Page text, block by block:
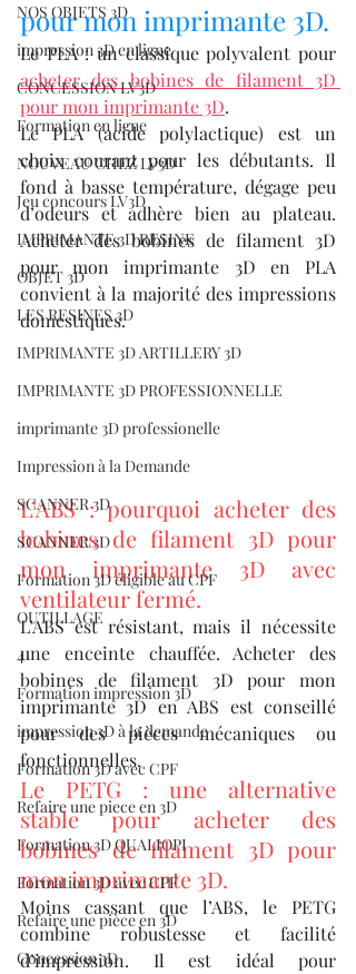
NOS OBJETS 3D
impression 3D en ligne
CONCESSION LV3D
Formation en ligne
NOUVEAU CHEZ LV3D
Jeu concours LV3D
IMPRIMANTE 3D RESINE
OBJET 3D
LES RESINES 3D
IMPRIMANTE 3D ARTILLERY 3D
IMPRIMANTE 3D PROFESSIONNELLE
imprimante 3D professionelle
Impression à la Demande
SCANNER 3D
SCANNER 3D
Formation 3D éligible au CPF
OUTILLAGE
4
Formation impression 3D
impression 3D à la demande
Formation 3D avec CPF
Refaire une piece en 3D
Formation 3D QUALIOPI
Formation 3D avec CPF
Refaire une pièce en 3D
Concession 3D
pour mon imprimante 3D.
acheter des bobines de filament 3D
pour mon imprimante 3D.
Le PLA (acide polylactique) est un
choix courant pour les débutants. Il
fond à basse température, dégage peu
d’odeurs et adhère bien au plateau.
Acheter des bobines de filament 3D
pour mon imprimante 3D en PLA
convient à la majorité des impressions
domestiques.
L’ABS : pourquoi acheter des
bobines de filament 3D pour
mon imprimante 3D avec
ventilateur fermé.
L’ABS est résistant, mais il nécessite
une enceinte chauffée. Acheter des
bobines de filament 3D pour mon
imprimante 3D en ABS est conseillé
pour des pièces mécaniques ou
fonctionnelles.
Le PETG : une alternative
stable pour acheter des
bobines de filament 3D pour
mon imprimante 3D.
Moins cassant que l’ABS, le PETG
combine robustesse et facilité
d’impression. Il est idéal pour